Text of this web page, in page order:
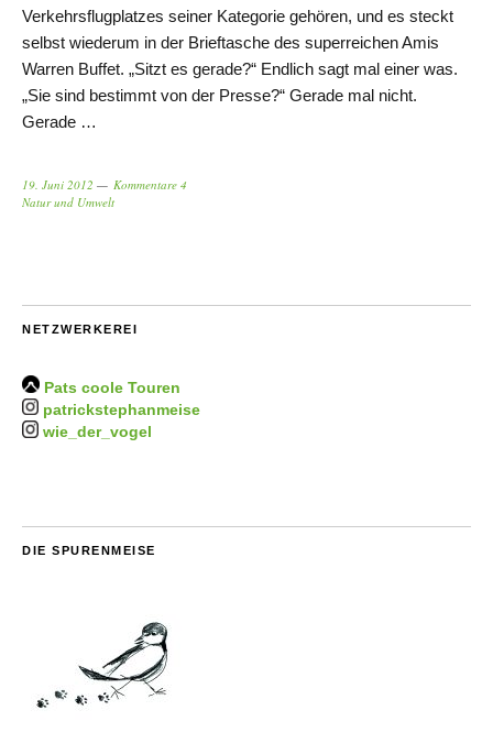
Verkehrsflugplatzes seiner Kategorie gehören, und es steckt
selbst wiederum in der Brieftasche des superreichen Amis
Warren Buffet. „Sitzt es gerade?“ Endlich sagt mal einer was.
„Sie sind bestimmt von der Presse?“ Gerade mal nicht.
Gerade …
19. Juni 2012
Kommentare 4
Natur und Umwelt
NETZWERKEREI
Pats coole Touren
patrickstephanmeise
wie_der_vogel
DIE SPURENMEISE